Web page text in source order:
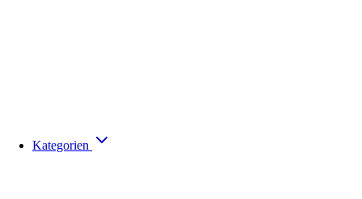
Kategorien